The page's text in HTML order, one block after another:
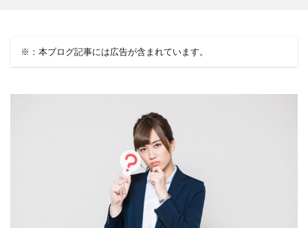
※：本ブログ記事には広告が含まれています。